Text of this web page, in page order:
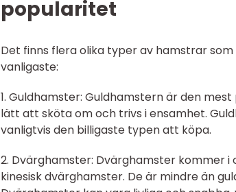
popularitet
Det finns flera olika typer av hamstrar
vanligaste:
1. Guldhamster: Guldhamstern är den
lätt att sköta om och trivs i ensamhet.
vanligtvis den billigaste typen att köpa.
2. Dvärghamster: Dvärghamster kommer
kinesisk dvärghamster. De är mindre än